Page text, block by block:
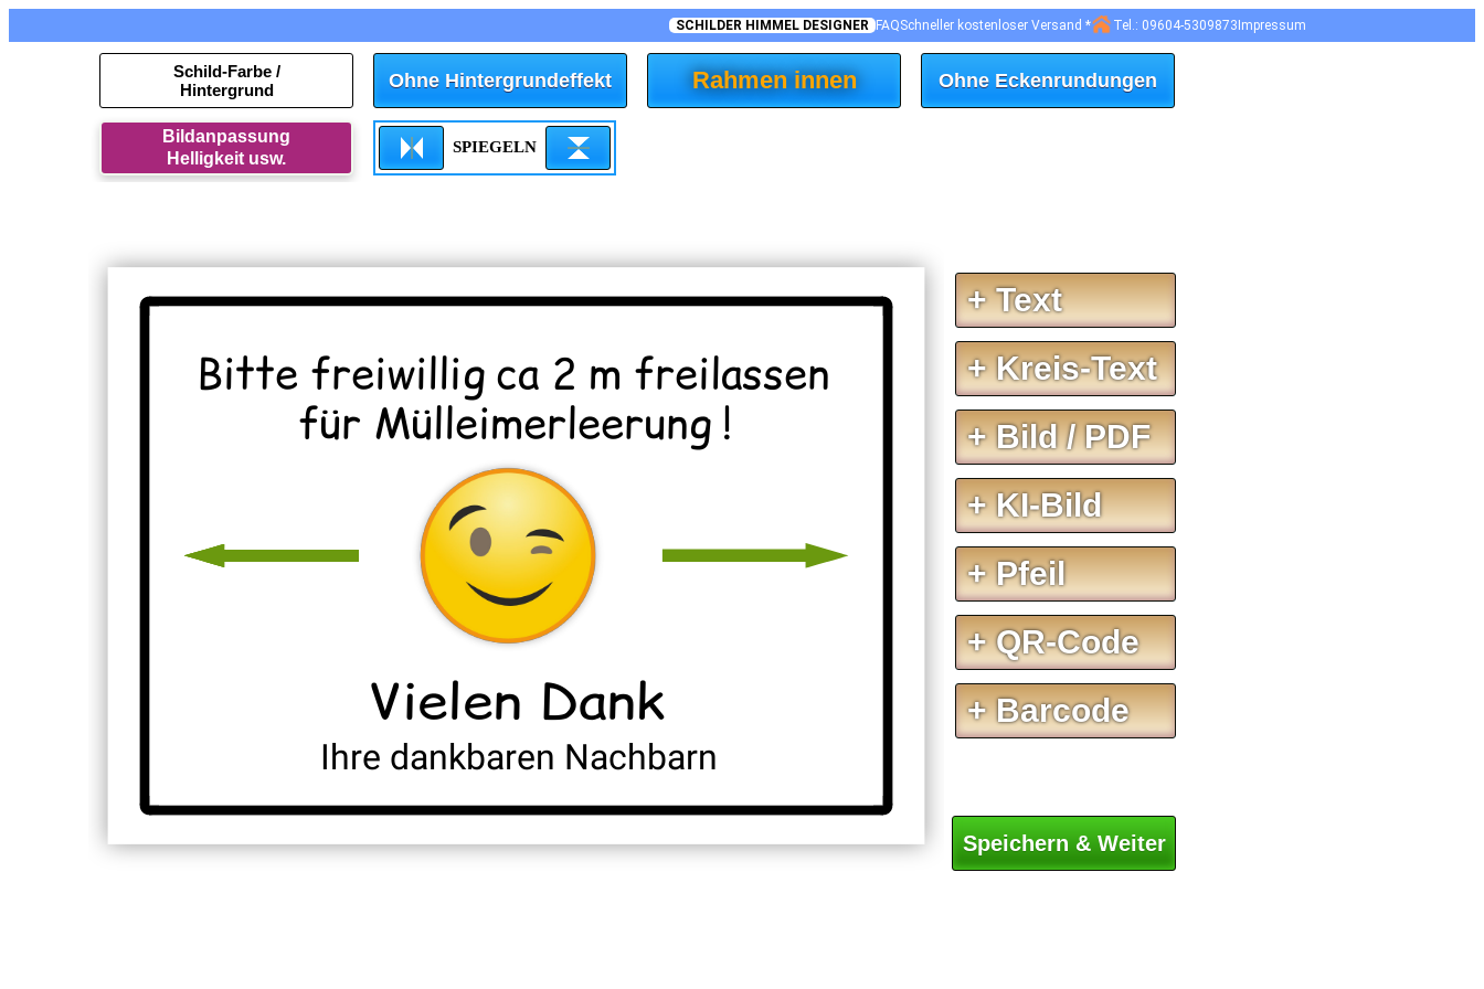
SCHILDER HIMMEL DESIGNER FAQSchneller kostenloser Versand * Tel.: 09604-5309873 Impressum
Schild-Farbe /
Hintergrund
Ohne Hintergrundeffekt Rahmen innen Ohne Eckenrundungen
Bildanpassung
Helligkeit usw.
SPIEGELN
Vielen Dank
Ihre dankbaren Nachbarn
Bitte freiwillig ca 2 m freilassen
für Mülleimerleerung !
+ Text
+ Kreis-Text
+ Bild / PDF
+ KI-Bild
+ Pfeil
+ QR-Code
+ Barcode
Speichern & Weiter